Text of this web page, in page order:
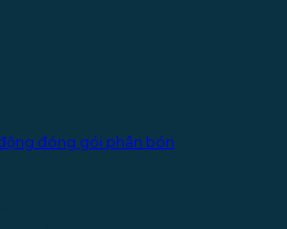
đóng gói phân bón